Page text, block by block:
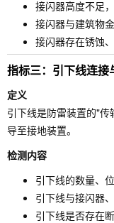
接闪器高度不足
接闪器与建筑物
接闪器存在锈蚀
指标三：引下线连接
定义
引下线是防雷装置的"
导至接地装置。
检测内容
引下线的数量、
引下线与接闪器
引下线是否存在